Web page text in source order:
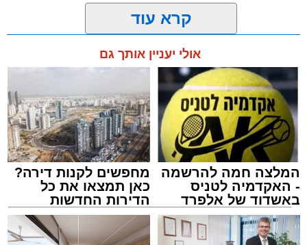
תגים:לג בעומר, מירון, הרוגי מירון, י"ג קדושי מירון
קרא עוד
אולי יעניין אותך גם
המלצה חמה להרשמה
- האקדמיה לטניס
באשדוד של אלפרד
קריאולנסקי - לילדים
מחפשים לקנות דירה?
כאן תמצאו את כל
הדירות החדשות
למכירה באשדוד >>>